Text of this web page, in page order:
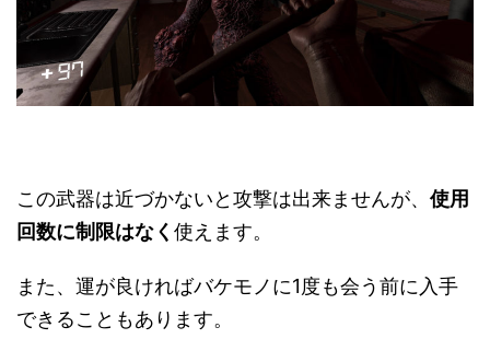
この武器は近づかないと攻撃は出来ませんが、 使用
回数に制限はなく 使えます。
また、運が良ければバケモノに1度も会う前に入手
できることもあります。